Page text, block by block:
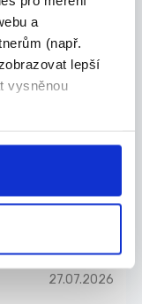
a
(např.
lepší
vysněnou
KČ |
a
27.07.2026